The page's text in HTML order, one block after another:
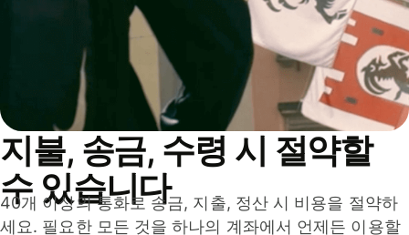
지불, 송금, 수령 시 절약할
수 있습니다
40개 이상의 통화로 송금, 지출, 정산 시 비용을 절약하
세요. 필요한 모든 것을 하나의 계좌에서 언제든 이용할